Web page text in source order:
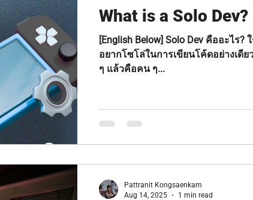
What is a Solo Dev?
[English Below] Solo Dev คืออะไร? ใช่โปรแกรมเมอร์ที่
อยากโซโล่ในการเขียนโค้ดอย่างเดี
ๆ แล้วคือคน ๆ...
Pattranit Kongsaenkam
Aug 14, 2025
1 min read